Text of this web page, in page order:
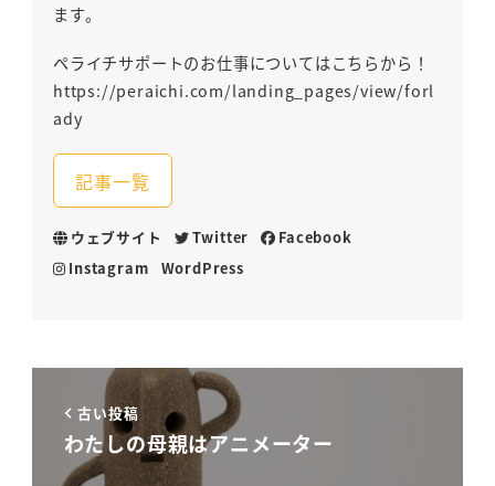
ます。
ペライチサポートのお仕事についてはこちらから！
https://peraichi.com/landing_pages/view/forl
ady
記事一覧
ウェブサイト Twitter
Facebook
Instagram
WordPress
古い投稿
わたしの母親はアニメーター